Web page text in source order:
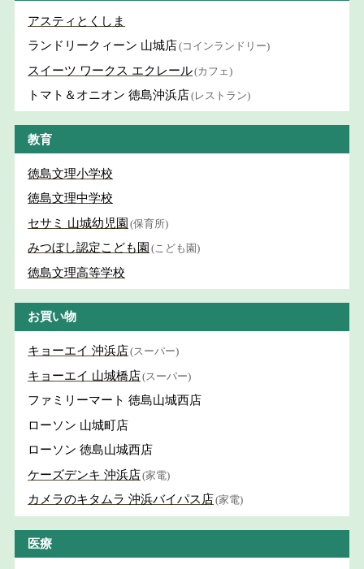
アスティとくしま
ランドリークィーン 山城店(コインランドリー)
スイーツ ワークス エクレール(カフェ)
トマト＆オニオン 徳島沖浜店(レストラン)
教育
徳島文理小学校
徳島文理中学校
セサミ 山城幼児園 (保育所)
みつぼし認定こども園 (こども園)
徳島文理高等学校
お買い物
キョーエイ 沖浜店(スーパー)
キョーエイ 山城橋店(スーパー)
ファミリーマート 徳島山城西店
ローソン 山城町店
ローソン 徳島山城西店
ケーズデンキ 沖浜店(家電)
カメラのキタムラ 沖浜バイパス店(家電)
医療